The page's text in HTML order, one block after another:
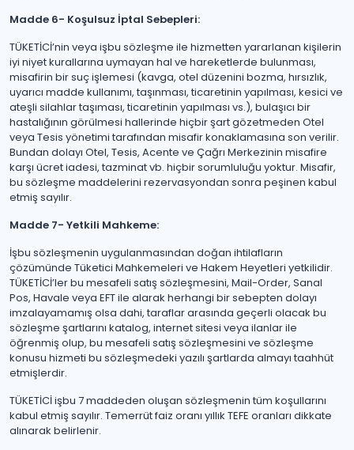
Madde 6- Koşulsuz İptal Sebepleri:
TÜKETİCİ’nin veya işbu sözleşme ile hizmetten yararlanan kişilerin
iyi niyet kurallarına uymayan hal ve hareketlerde bulunması,
misafirin bir suç işlemesi (kavga, otel düzenini bozma, hırsızlık,
uyarıcı madde kullanımı, taşınması, ticaretinin yapılması, kesici ve
ateşli silahlar taşıması, ticaretinin yapılması vs.), bulaşıcı bir
hastalığının görülmesi hallerinde hiçbir şart gözetmeden Otel
veya Tesis yönetimi tarafından misafir konaklamasına son verilir.
Bundan dolayı Otel, Tesis, Acente ve Çağrı Merkezinin misafire
karşı ücret iadesi, tazminat vb. hiçbir sorumluluğu yoktur. Misafir,
bu sözleşme maddelerini rezervasyondan sonra peşinen kabul
etmiş sayılır.
Madde 7- Yetkili Mahkeme:
İşbu sözleşmenin uygulanmasından doğan ihtilafların
çözümünde Tüketici Mahkemeleri ve Hakem Heyetleri yetkilidir.
TÜKETİCİ’ler bu mesafeli satış sözleşmesini, Mail-Order, Sanal
Pos, Havale veya EFT ile alarak herhangi bir sebepten dolayı
imzalayamamış olsa dahi, taraflar arasında geçerli olacak bu
sözleşme şartlarını katalog, internet sitesi veya ilanlar ile
öğrenmiş olup, bu mesafeli satış sözleşmesini ve sözleşme
konusu hizmeti bu sözleşmedeki yazılı şartlarda almayı taahhüt
etmişlerdir.
TÜKETİCİ işbu 7 maddeden oluşan sözleşmenin tüm koşullarını
kabul etmiş sayılır. Temerrüt faiz oranı yıllık TEFE oranları dikkate
alınarak belirlenir.